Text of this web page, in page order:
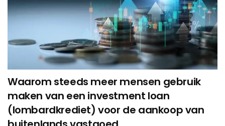
Waarom steeds meer mensen gebruik
maken van een investment loan
(lombardkrediet) voor de aankoop van